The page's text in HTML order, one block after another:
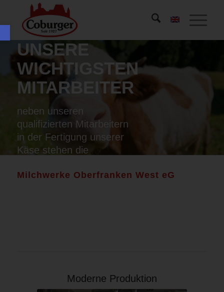
Werkzeugleiste öffnen
UNSERE
WICHTIGSTEN
MITARBEITER
neben unseren
qualifizierten Mitarbeitern
in der Fertigung unserer
Käse stehen die
unseren Lieferanten.
Milchwerke Oberfranken West eG
Moderne Produktion